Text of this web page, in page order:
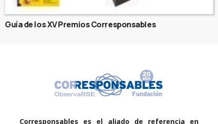
Guía de los XV Premios Corresponsables
Corresponsables es el aliado de referencia en